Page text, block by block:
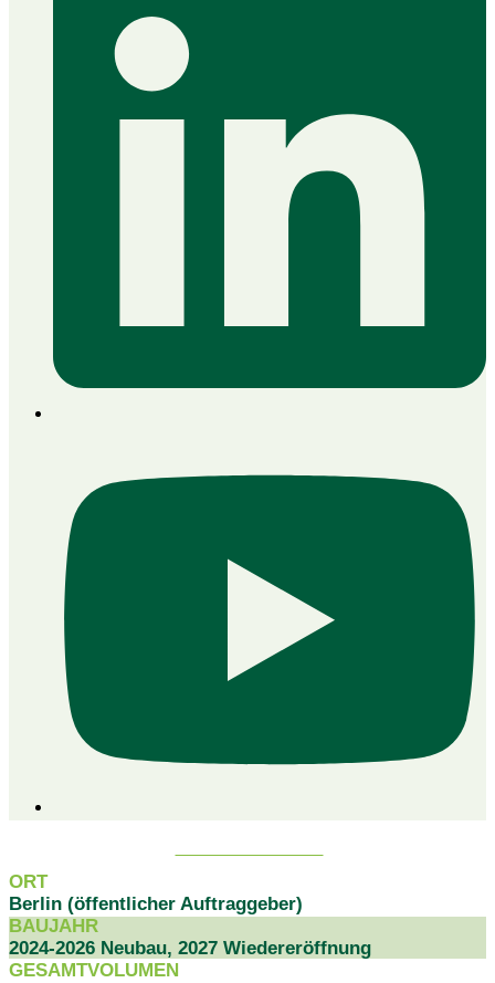
ORT
Berlin (öffentlicher Auftraggeber)
BAUJAHR
2024-2026 Neubau, 2027 Wiedereröffnung
GESAMTVOLUMEN